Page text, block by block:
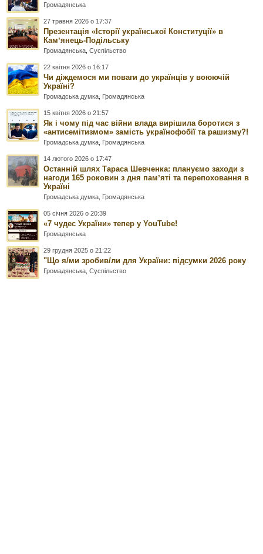
Громадянська
27 травня 2026 о 17:37
Презентація «Історії української Конституції» в
Камʼянець-Подільську
Громадянська ,Суспільство
22 квітня 2026 о 16:17
Чи діждемося ми поваги до українців у воюючій
Україні?
Громадська думка Громадянська
15 квітня 2026 о 21:57
Як і чому під час війни влада вирішила боротися з
«антисемітизмом» замість українофобії та рашизму?!
Громадська думка Громадянська
14 лютого 2026 о 17:47
Останній шлях Тараса Шевченка: плануємо заходи з
нагоди 165 роковин з дня памʼяті та перепоховання в
Україні
Громадська думка Громадянська
05 січня 2026 о 20:39
«7 чудес України» тепер у YouTube!
Громадянська
29 грудня 2025 о 21:22
"Що я/ми зробив/ли для України: підсумки 2026 року
Громадянська ,Суспільство